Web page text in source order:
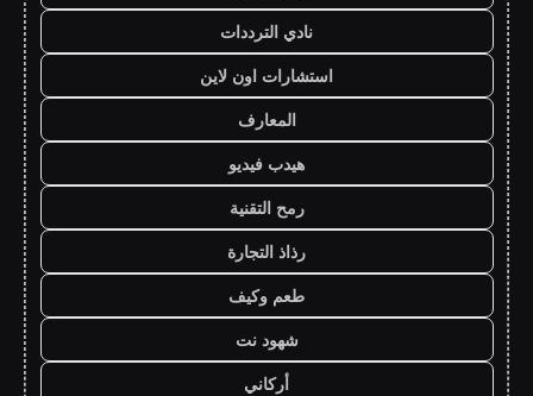
نادي الترددات
استشارات اون لاين
المعارف
هيدب فيديو
رمح التقنية
رذاذ التجارة
طعم وكيف
شهود نت
أركاني